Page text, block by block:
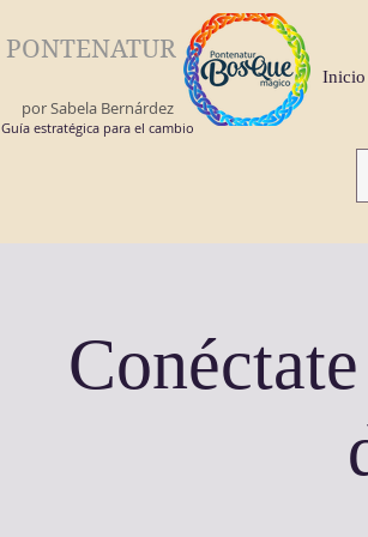
PONTENATUR
por Sabela Bernárdez
Guía estratégica para el cambio
Inicio